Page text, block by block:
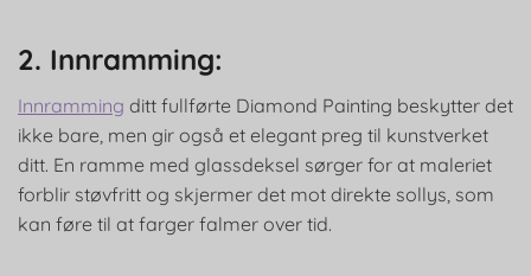
2. Innramming:
Innramming ditt fullførte Diamond Painting beskytter det
ikke bare, men gir også et elegant preg til kunstverket
ditt. En ramme med glassdeksel sørger for at maleriet
forblir støvfritt og skjermer det mot direkte sollys, som
kan føre til at farger falmer over tid.